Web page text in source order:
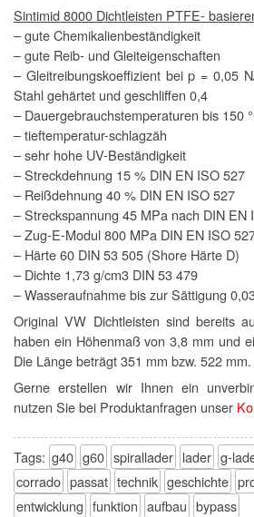
Sintimid 8000 Dichtleisten PTFE-
– gute Chemikalienbeständigkeit
– gute Reib- und Gleiteigenschaften
– Gleitreibungskoeffizient bei p = 0,05
Stahl gehärtet und geschliffen 0,4
– Dauergebrauchstemperaturen bis 150
– tieftemperatur-schlagzäh
– sehr hohe UV-Beständigkeit
– Streckdehnung 15 % DIN EN ISO 527
– Reißdehnung 40 % DIN EN ISO 527
– Streckspannung 45 MPa nach DIN EN
– Zug-E-Modul 800 MPa DIN EN ISO
– Härte 60 DIN 53 505 (Shore Härte D)
– Dichte 1,73 g/cm3 DIN 53 479
– Wasseraufnahme bis zur Sättigung
Original VW Dichtleisten sind bereits
haben ein Höhenmaß von 3,8 mm und
Die Länge beträgt 351 mm bzw. 522 mm.
Gerne erstellen wir Ihnen ein
nutzen Sie bei Produktanfragen unser
Tags: g40 g60 spirallader lader g-
corrado passat technik geschichte
entwicklung funktion aufbau bypass